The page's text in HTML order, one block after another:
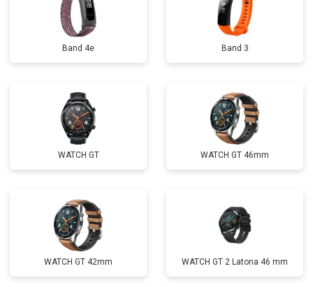
Band 4e Band 3
WATCH GT WATCH GT 46mm
WATCH GT 42mm WATCH GT 2 Latona 46 mm